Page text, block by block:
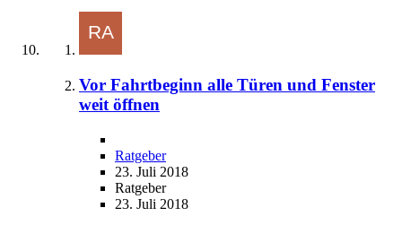
Vor Fahrtbeginn alle Türen und Fenster
weit öffnen
Ratgeber
23. Juli 2018
Ratgeber
23. Juli 2018